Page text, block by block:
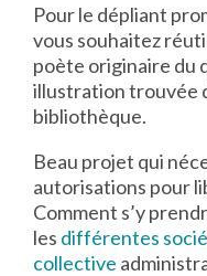
Pour le dépliant
vous souhaitez
poète originaire du
illustration trouvée
bibliothèque.
Beau projet qui
autorisations pour
Comment s’y
les différentes
collective